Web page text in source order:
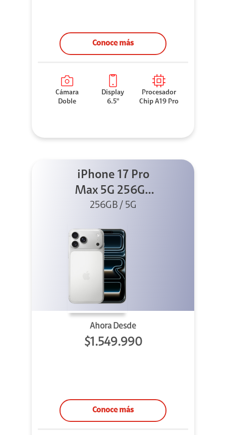
Conoce más
Cámara
Doble
Display
6.5"
Procesador
Chip A19 Pro
iPhone 17 Pro
Max 5G 256GB
Silver
256GB / 5G
Ahora Desde
$1.549.990
Conoce más